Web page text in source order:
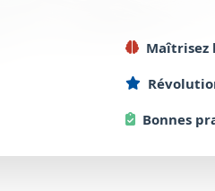
Maîtrisez
Bonnes